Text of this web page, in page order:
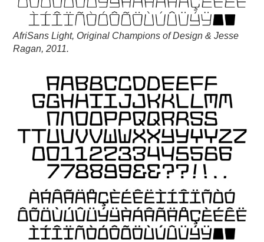
AfriSans Light, Original Champions of Design & Jesse
Ragan, 2011.